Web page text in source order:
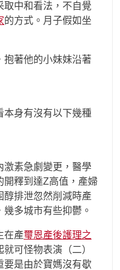
取中和看法，不自覺
的方式。月子假如坐
抱著他的小妹妹沿著
本身有沒有以下幾種
激素急劇變更，醫學
開釋到達Z高值，產婦
醇排泄忽然削減時產
多城市有些抑鬱。
在產璽恩產後護理之
可怪物表演（二）
要是由於寶媽沒有歇